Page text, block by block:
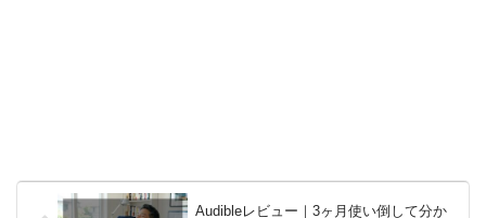
Audibleレビュー｜3ヶ月使い倒して分か